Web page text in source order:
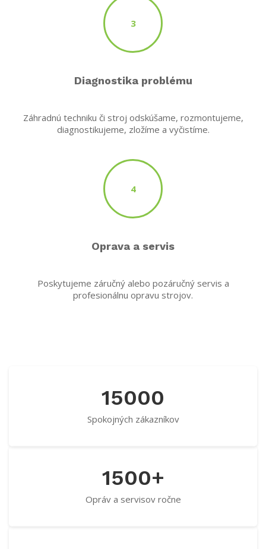
3
Diagnostika problému
Záhradnú techniku či stroj odskúšame, rozmontujeme,
diagnostikujeme, zložíme a vyčistíme.
4
Oprava a servis
Poskytujeme záručný alebo pozáručný servis a
profesionálnu opravu strojov.
15000
Spokojných zákazníkov
1500+
Opráv a servisov ročne